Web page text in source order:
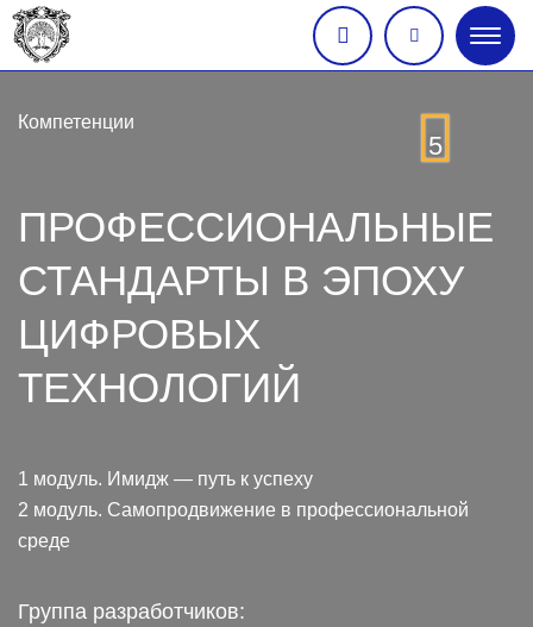
меню
5
Компетенции
ПРОФЕССИОНАЛЬНЫЕ
СТАНДАРТЫ В ЭПОХУ
ЦИФРОВЫХ
ТЕХНОЛОГИЙ
1 модуль. Имидж — путь к успеху
2 модуль. Самопродвижение в профессиональной
среде
Группа разработчиков: